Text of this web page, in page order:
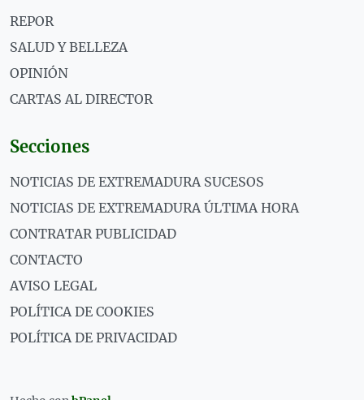
REPOR
SALUD Y BELLEZA
OPINIÓN
CARTAS AL DIRECTOR
Secciones
NOTICIAS DE EXTREMADURA SUCESOS
NOTICIAS DE EXTREMADURA ÚLTIMA HORA
CONTRATAR PUBLICIDAD
CONTACTO
AVISO LEGAL
POLÍTICA DE COOKIES
POLÍTICA DE PRIVACIDAD